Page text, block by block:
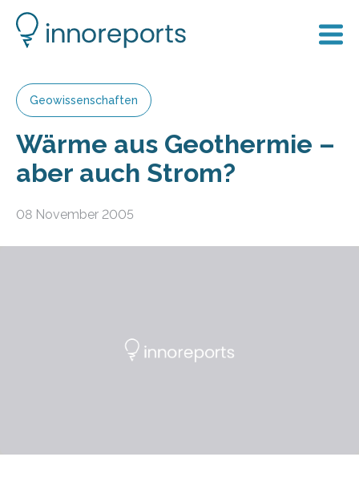
Geowissenschaften
Wärme aus Geothermie –
aber auch Strom?
08 November 2005